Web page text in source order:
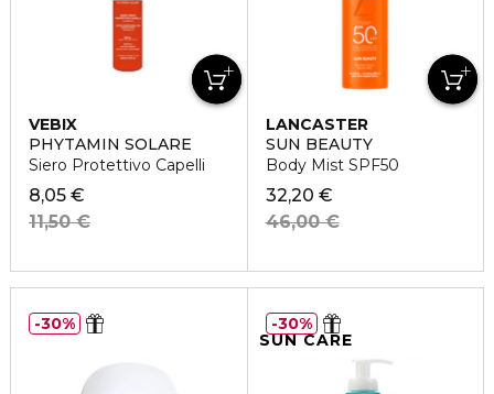
VEBIX
PHYTAMIN SOLARE
Siero Protettivo Capelli
8,05 €
11,50 €
LANCASTER
SUN BEAUTY
Body Mist SPF50
32,20 €
46,00 €
30%
SUN CARE
30%